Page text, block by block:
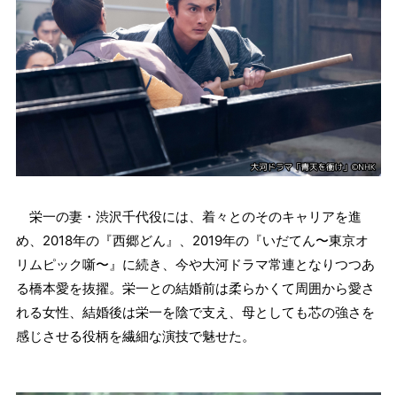
栄一の妻・渋沢千代役には、着々とのそのキャリアを進
め、2018年の『西郷どん』、2019年の『いだてん〜東京オ
リムピック噺〜』に続き、今や大河ドラマ常連となりつつあ
る橋本愛を抜擢。栄一との結婚前は柔らかくて周囲から愛さ
れる女性、結婚後は栄一を陰で支え、母としても芯の強さを
感じさせる役柄を繊細な演技で魅せた。